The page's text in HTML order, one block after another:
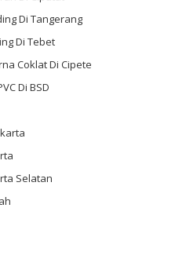
Di Tangerang
Di Tebet
Coklat Di Cipete
Di BSD
Selatan